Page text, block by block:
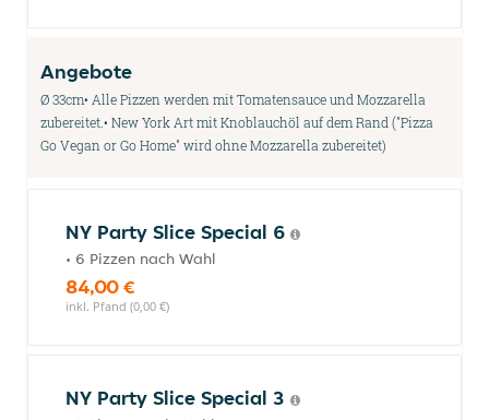
Angebote
Ø 33cm• Alle Pizzen werden mit Tomatensauce und Mozzarella
zubereitet.• New York Art mit Knoblauchöl auf dem Rand ("Pizza
Go Vegan or Go Home" wird ohne Mozzarella zubereitet)
NY Party Slice Special 6
• 6 Pizzen nach Wahl
84,00 €
inkl. Pfand (0,00 €)
NY Party Slice Special 3